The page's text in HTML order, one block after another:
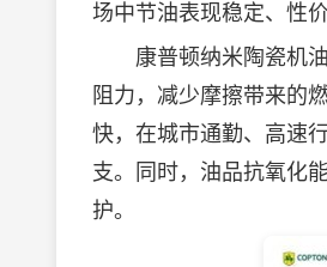
场中节油表现稳定、性
康普顿纳米陶瓷机油
阻力，减少摩擦带来的
快，在城市通勤、高速
支。同时，油品抗氧化
护。